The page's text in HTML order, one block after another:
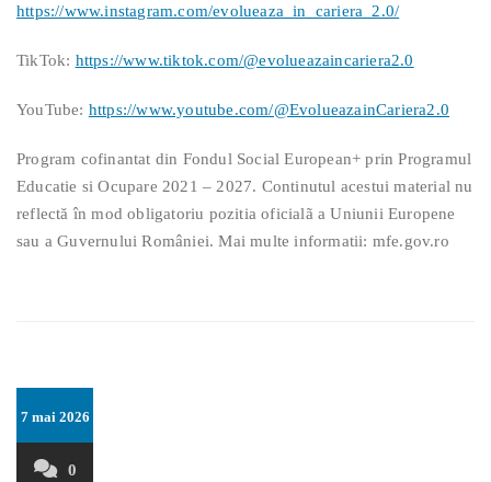
https://www.instagram.com/evolueaza_in_cariera_2.0/
TikTok: https://www.tiktok.com/@evolueazaincariera2.0
YouTube: https://www.youtube.com/@EvolueazainCariera2.0
Program cofinantat din Fondul Social European+ prin Programul
Educatie si Ocupare 2021 – 2027. Continutul acestui material nu
reflectă în mod obligatoriu pozitia oficialã a Uniunii Europene
sau a Guvernului României. Mai multe informatii: mfe.gov.ro
7 mai 2026
0